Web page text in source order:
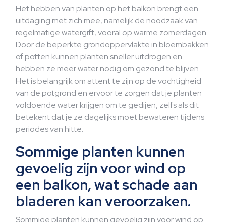
Het hebben van planten op het balkon brengt een
uitdaging met zich mee, namelijk de noodzaak van
regelmatige watergift, vooral op warme zomerdagen.
Door de beperkte grondoppervlakte in bloembakken
of potten kunnen planten sneller uitdrogen en
hebben ze meer water nodig om gezond te blijven.
Het is belangrijk om attent te zijn op de vochtigheid
van de potgrond en ervoor te zorgen dat je planten
voldoende water krijgen om te gedijen, zelfs als dit
betekent dat je ze dagelijks moet bewateren tijdens
periodes van hitte.
Sommige planten kunnen
gevoelig zijn voor wind op
een balkon, wat schade aan
bladeren kan veroorzaken.
Sommige planten kunnen gevoelig zijn voor wind op